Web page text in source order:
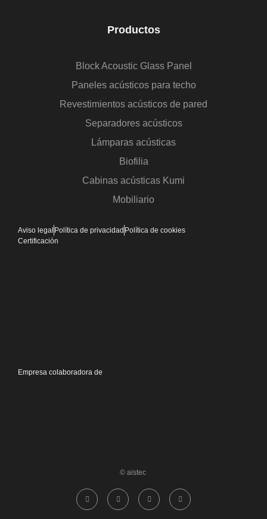
Productos
Block Acoustic Glass Panel
Paneles acústicos para techo
Revestimientos acústicos de pared
Separadores acústicos
Lámparas acústicas
Biofilia
Cabinas acústicas Kumi
Mobiliario
© aistec
Empresa colaboradora de
Aviso legal Política de privacidad Política de cookies
Certificación